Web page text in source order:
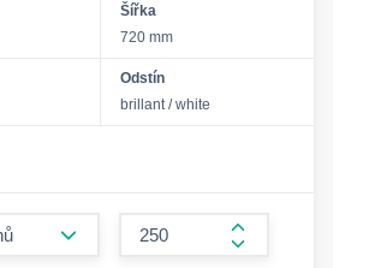
Šířka
720 mm
Odstín
brillant / white
form.increase-